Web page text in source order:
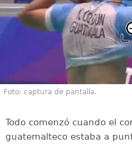
Foto: captura de pantalla.
Todo comenzó cuando el
guatemalteco estaba a